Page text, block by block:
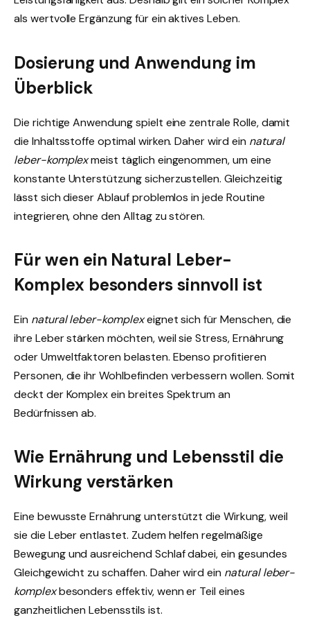
als wertvolle Ergänzung für ein aktives Leben.
Dosierung und Anwendung im
Überblick
Die richtige Anwendung spielt eine zentrale Rolle, damit
die Inhaltsstoffe optimal wirken. Daher wird ein natural
leber-komplexmeist täglich eingenommen, um eine
konstante Unterstützung sicherzustellen. Gleichzeitig
lässt sich dieser Ablauf problemlos in jede Routine
integrieren, ohne den Alltag zu stören.
Für wen ein Natural Leber-
Komplex besonders sinnvoll ist
Ein natural leber-komplexeignet sich für Menschen, die
ihre Leber stärken möchten, weil sie Stress, Ernährung
oder Umweltfaktoren belasten. Ebenso profitieren
Personen, die ihr Wohlbefinden verbessern wollen. Somit
deckt der Komplex ein breites Spektrum an
Bedürfnissen ab.
Wie Ernährung und Lebensstil die
Wirkung verstärken
Eine bewusste Ernährung unterstützt die Wirkung, weil
sie die Leber entlastet. Zudem helfen regelmäßige
Bewegung und ausreichend Schlaf dabei, ein gesundes
Gleichgewicht zu schaffen. Daher wird ein natural leber-
komplexbesonders effektiv, wenn er Teil eines
ganzheitlichen Lebensstils ist.